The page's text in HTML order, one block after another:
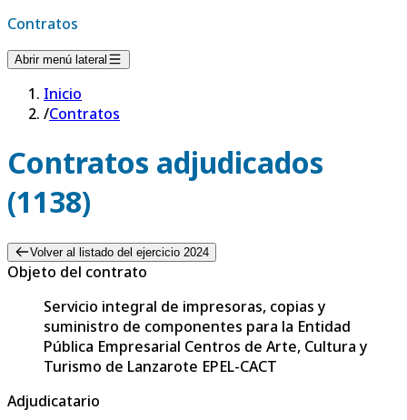
Contratos
Abrir menú lateral
Inicio
/Contratos
Contratos adjudicados
(1138)
Volver al listado del ejercicio 2024
Objeto del contrato
Servicio integral de impresoras, copias y
suministro de componentes para la Entidad
Pública Empresarial Centros de Arte, Cultura y
Turismo de Lanzarote EPEL-CACT
Adjudicatario